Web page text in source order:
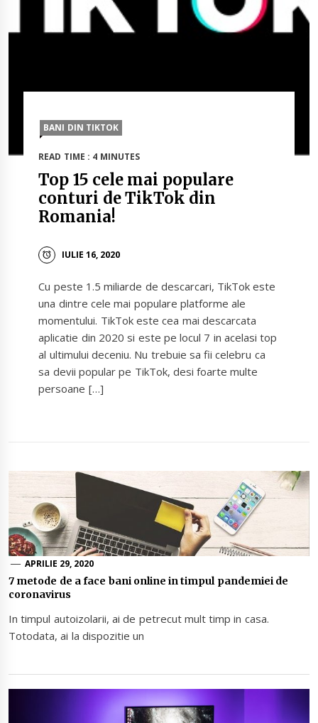
BANI DIN TIKTOK
READ TIME : 4 MINUTES
Top 15 cele mai populare
conturi de TikTok din
Romania!
IULIE 16, 2020
Cu peste 1.5 miliarde de descarcari, TikTok este
una dintre cele mai populare platforme ale
momentului. TikTok este cea mai descarcata
aplicatie din 2020 si este pe locul 7 in acelasi top
al ultimului deceniu. Nu trebuie sa fii celebru ca
sa devii popular pe TikTok, desi foarte multe
persoane […]
APRILIE 29, 2020
7 metode de a face bani online in timpul pandemiei de
coronavirus
In timpul autoizolarii, ai de petrecut mult timp in casa.
Totodata, ai la dispozitie un